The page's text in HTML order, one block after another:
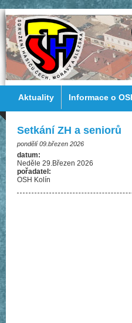
Aktuality Informace o
Setkání ZH a seniorů
pondělí 09.březen 2026
datum:
Neděle 29.Březen 2026
pořadatel:
OSH Kolín